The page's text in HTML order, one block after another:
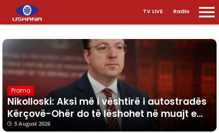
TV LIVE Radio
Promo
Nikolloski: Aksi më i vështirë i autostradës
Kërçovë-Ohër do të lëshohet në muajt e
ardhshëm
5 August 2026